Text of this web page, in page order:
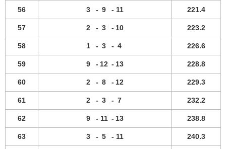
56 3 - 9 - 11 221.4
57 2 - 3 - 10 223.2
58 1 - 3 - 4 226.6
59 9 - 12 - 13 228.8
60 2 - 8 - 12 229.3
61 2 - 3 - 7 232.2
62 9 - 11 - 13 238.8
63 3 - 5 - 11 240.3